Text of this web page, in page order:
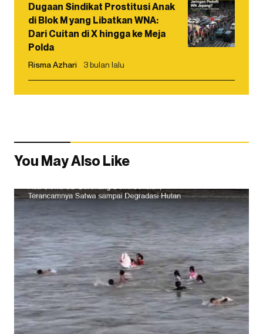
Dugaan Sindikat Prostitusi Anak
di Blok M yang Libatkan WNA:
Dari Cuitan di X hingga ke Meja
Polda
Risma Azhari 3 bulan lalu
You May Also Like